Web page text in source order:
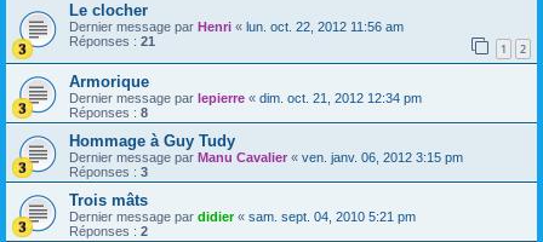
Le clocher
Dernier message par Henri « lun. oct. 22, 2012 11:56 am
Réponses : 21 1 2
Armorique
Dernier message par lepierre « dim. oct. 21, 2012 12:34 pm
Réponses : 8
Hommage à Guy Tudy
Dernier message par Manu Cavalier « ven. janv. 06, 2012 3:15 pm
Réponses : 3
Trois mâts
Dernier message par didier« sam. sept. 04, 2010 5:21 pm
Réponses : 2